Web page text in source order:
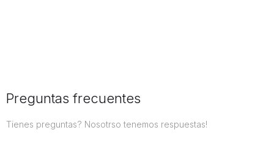
Preguntas frecuentes
Tienes preguntas? Nosotrso tenemos respuestas!